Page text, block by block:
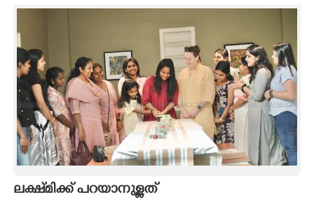
ലക്ഷ്‌മിക്ക് പറയാനുള്ളത്